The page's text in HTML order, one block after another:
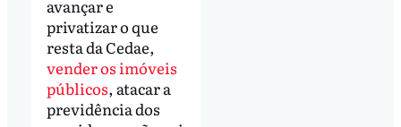
avançar e
privatizar o que
resta da Cedae,
vender os imóveis
públicos, atacar a
previdência dos